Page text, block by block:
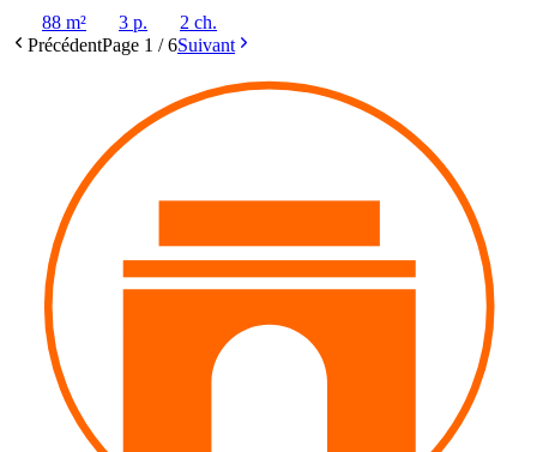
88 m²
3 p.
2 ch.
PrécédentPage 1 /6Suivant